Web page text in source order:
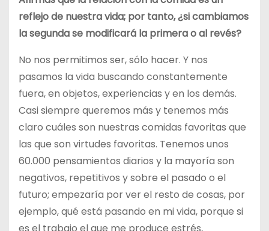
reflejo de nuestra vida; por tanto, ¿si cambiamos
la segunda se modificará la primera o al revés?
No nos permitimos ser, sólo hacer. Y nos
pasamos la vida buscando constantemente
fuera, en objetos, experiencias y en los demás.
Casi siempre queremos más y tenemos más
claro cuáles son nuestras comidas favoritas que
las que son virtudes favoritas. Tenemos unos
60.000 pensamientos diarios y la mayoría son
negativos, repetitivos y sobre el pasado o el
futuro; empezaría por ver el resto de cosas, por
ejemplo, qué está pasando en mi vida, porque si